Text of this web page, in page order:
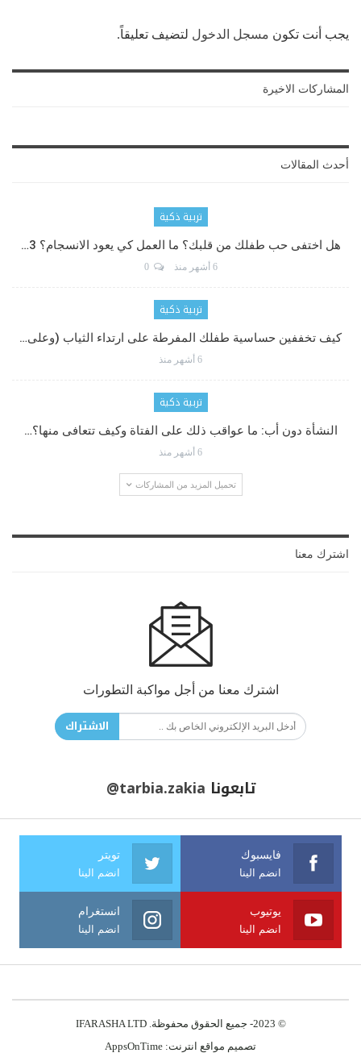
يجب أنت تكون مسجل الدخول لتضيف تعليقاً.
المشاركات الاخيرة
أحدث المقالات
تربية ذكية
هل اختفى حب طفلك من قلبك؟ ما العمل كي يعود الانسجام؟ 3…
6 أشهر منذ 0
تربية ذكية
كيف تخففين حساسية طفلك المفرطة على ارتداء الثياب (وعلى…
6 أشهر منذ
تربية ذكية
النشأة دون أب: ما عواقب ذلك على الفتاة وكيف تتعافى منها؟…
6 أشهر منذ
تحميل المزيد من المشاركات
اشترك معنا
اشترك معنا من أجل مواكبة التطورات
الاشتراك
تابعونا @tarbia.zakia
فايسبوك
انضم الينا
تويتر
انضم الينا
يوتيوب
انضم الينا
انستغرام
انضم الينا
© 2023- جميع الحقوق محفوظة. IFARASHA LTD
تصميم مواقع انترنت: AppsOnTime